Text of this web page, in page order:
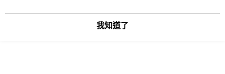
我知道了